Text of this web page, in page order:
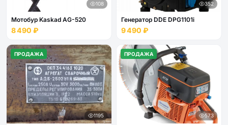
108
Мотобур Kaskad AG-520
8 490 ₽
352
Генератор DDE DPG1101i
9 490 ₽
ПРОДАЖА
1195
ПРОДАЖА
573